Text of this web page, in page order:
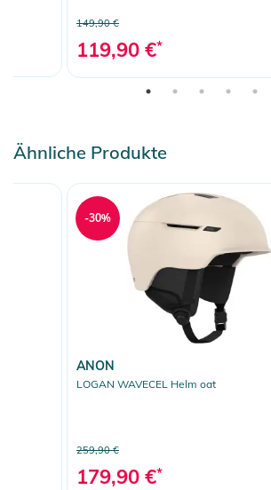
149,90 €
119,90 €*
Ähnliche Produkte
ANON
LOGAN WAVECEL Helm oat
259,90 €
179,90 €*
-30%